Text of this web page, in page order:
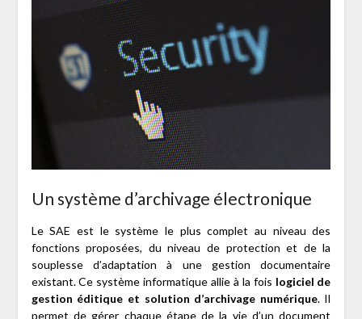
Un système d’archivage électronique
Le SAE est le système le plus complet au niveau des
fonctions proposées, du niveau de protection et de la
souplesse d’adaptation à une gestion documentaire
existant. Ce système informatique allie à la fois logiciel de
gestion éditique et solution d’archivage numérique. Il
permet de gérer chaque étape de la vie d’un document